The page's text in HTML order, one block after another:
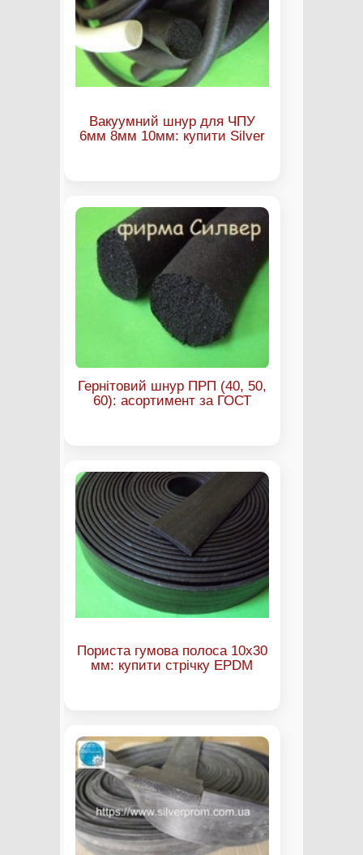
Вакуумний шнур для ЧПУ
6мм 8мм 10мм: купити Silver
Гернітовий шнур ПРП (40, 50,
60): асортимент за ГОСТ
Пориста гумова полоса 10х30
мм: купити стрічку EPDM